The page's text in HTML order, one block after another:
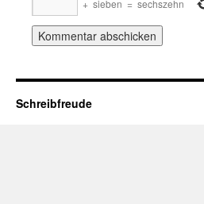
+ sieben = sechszehn
Schreibfreude